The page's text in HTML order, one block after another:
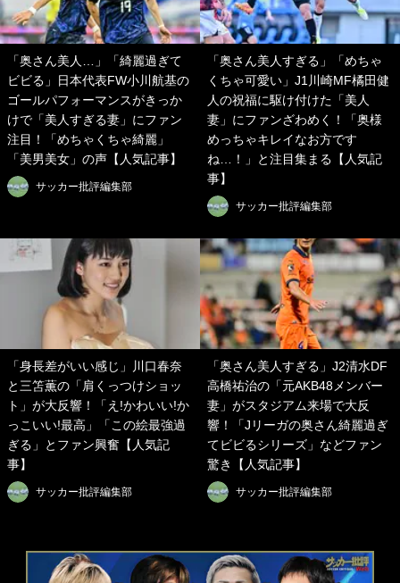
「奥さん美人…」「綺麗過ぎて
ビビる」日本代表FW小川航基の
ゴールパフォーマンスがきっか
けで「美人すぎる妻」にファン
注目！「めちゃくちゃ綺麗」
「美男美女」の声【人気記事】
サッカー批評編集部
「奥さん美人すぎる」「めちゃ
くちゃ可愛い」J1川崎MF橘田健
人の祝福に駆け付けた「美人
妻」にファンざわめく！「奥様
めっちゃキレイなお方です
ね…！」と注目集まる【人気記
事】
サッカー批評編集部
「身長差がいい感じ」川口春奈
と三笘薫の「肩くっつけショッ
ト」が大反響！「え!かわいい!か
っこいい!最高」「この絵最強過
ぎる」とファン興奮【人気記
事】
サッカー批評編集部
「奥さん美人すぎる」J2清水DF
高橋祐治の「元AKB48メンバー
妻」がスタジアム来場で大反
響！「Jリーガの奥さん綺麗過ぎ
てビビるシリーズ」などファン
驚き【人気記事】
サッカー批評編集部